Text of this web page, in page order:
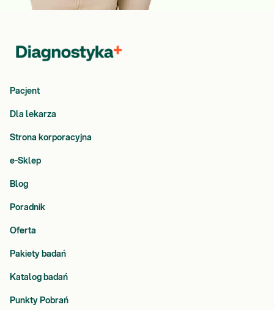
Pacjent
Dla lekarza
Strona korporacyjna
e-Sklep
Blog
Poradnik
Oferta
Pakiety badań
Katalog badań
Punkty Pobrań